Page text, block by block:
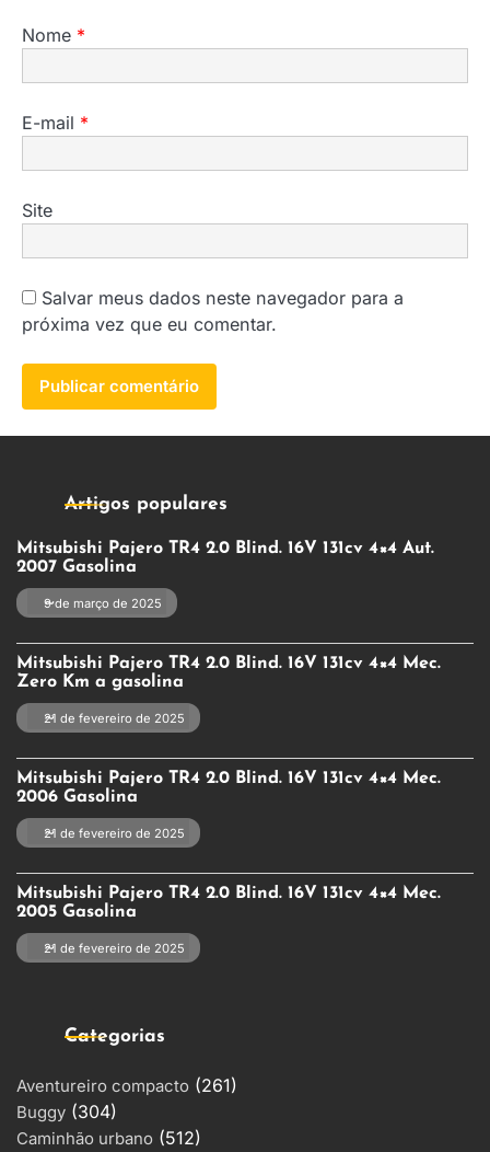
Nome *
E-mail *
Site
Salvar meus dados neste navegador para a
próxima vez que eu comentar.
Artigos populares
Mitsubishi Pajero TR4 2.0 Blind. 16V 131cv 4×4 Aut.
2007 Gasolina
9 de março de 2025
Mitsubishi Pajero TR4 2.0 Blind. 16V 131cv 4×4 Mec.
Zero Km a gasolina
21 de fevereiro de 2025
Mitsubishi Pajero TR4 2.0 Blind. 16V 131cv 4×4 Mec.
2006 Gasolina
21 de fevereiro de 2025
Mitsubishi Pajero TR4 2.0 Blind. 16V 131cv 4×4 Mec.
2005 Gasolina
21 de fevereiro de 2025
Categorias
Aventureiro compacto (261)
Buggy (304)
Caminhão urbano (512)